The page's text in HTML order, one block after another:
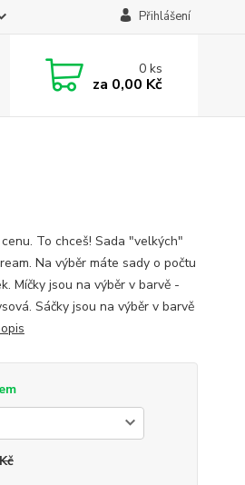
Přihlášení
0ks
za 0,00 Kč
To chceš! Sada "velkých"
Na výběr máte sady o počtu
Míčky jsou na výběr v barvě -
Sáčky jsou na výběr v barvě